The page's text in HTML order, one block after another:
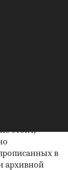
стоит,
в
архивной